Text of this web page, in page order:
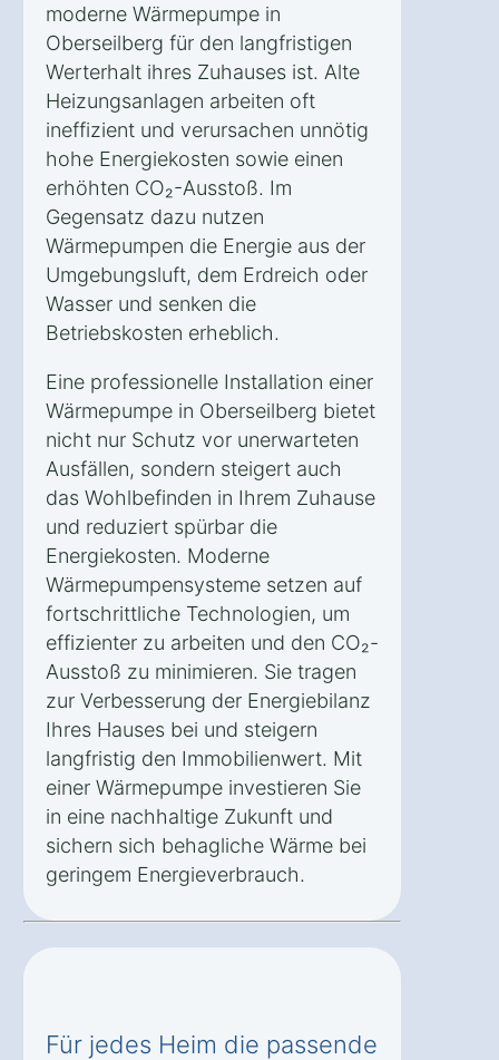
moderne Wärmepumpe in
Oberseilberg für den langfristigen
Werterhalt ihres Zuhauses ist. Alte
Heizungsanlagen arbeiten oft
ineffizient und verursachen unnötig
hohe Energiekosten sowie einen
erhöhten CO₂-Ausstoß. Im
Gegensatz dazu nutzen
Wärmepumpen die Energie aus der
Umgebungsluft, dem Erdreich oder
Wasser und senken die
Betriebskosten erheblich.
Eine professionelle Installation einer
Wärmepumpe in Oberseilberg bietet
nicht nur Schutz vor unerwarteten
Ausfällen, sondern steigert auch
das Wohlbefinden in Ihrem Zuhause
und reduziert spürbar die
Energiekosten. Moderne
Wärmepumpensysteme setzen auf
fortschrittliche Technologien, um
effizienter zu arbeiten und den CO₂-
Ausstoß zu minimieren. Sie tragen
zur Verbesserung der Energiebilanz
Ihres Hauses bei und steigern
langfristig den Immobilienwert. Mit
einer Wärmepumpe investieren Sie
in eine nachhaltige Zukunft und
sichern sich behagliche Wärme bei
geringem Energieverbrauch.
Für jedes Heim die passende